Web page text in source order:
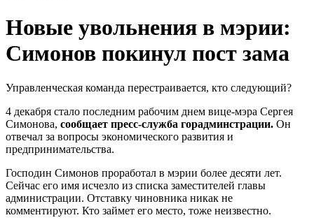
Новые увольнения в мэрии:
Симонов покинул пост зама
Управленческая команда перестраивается, кто следующий?
4 декабря стало последним рабочим днем вице-мэра Сергея
Симонова, сообщает пресс-служба горадминстрации. Он
отвечал за вопросы экономического развития и
предпринимательства.
Господин Симонов проработал в мэрии более десяти лет.
Сейчас его имя исчезло из списка заместителей главы
администрации. Отставку чиновника никак не
комментируют. Кто займет его место, тоже неизвестно.